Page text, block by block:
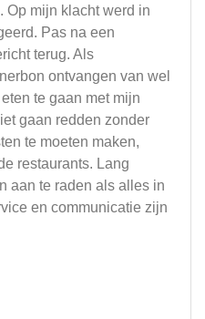
Op mijn klacht werd in
Pas na een
terug. Als
ontvangen van wel
eten te gaan met mijn
gaan redden zonder
te moeten maken,
restaurants. Lang
aan te raden als alles in
en communicatie zijn